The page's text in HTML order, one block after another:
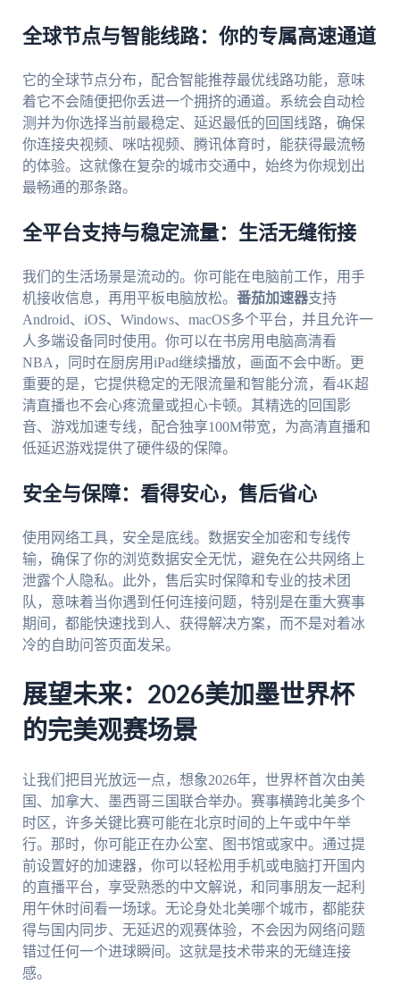
全球节点与智能线路：你的专属高速通道
它的全球节点分布，配合智能推荐最优线路功能，意味
着它不会随便把你丢进一个拥挤的通道。系统会自动检
测并为你选择当前最稳定、延迟最低的回国线路，确保
你连接央视频、咪咕视频、腾讯体育时，能获得最流畅
的体验。这就像在复杂的城市交通中，始终为你规划出
最畅通的那条路。
全平台支持与稳定流量：生活无缝衔接
我们的生活场景是流动的。你可能在电脑前工作，用手
机接收信息，再用平板电脑放松。 番茄加速器支持
Android、iOS、Windows、macOS多个平台，并且允许一
人多端设备同时使用。你可以在书房用电脑高清看
NBA，同时在厨房用iPad继续播放，画面不会中断。更
重要的是，它提供稳定的无限流量和智能分流，看4K超
清直播也不会心疼流量或担心卡顿。其精选的回国影
音、游戏加速专线，配合独享100M带宽，为高清直播和
低延迟游戏提供了硬件级的保障。
安全与保障：看得安心，售后省心
使用网络工具，安全是底线。数据安全加密和专线传
输，确保了你的浏览数据安全无忧，避免在公共网络上
泄露个人隐私。此外，售后实时保障和专业的技术团
队，意味着当你遇到任何连接问题，特别是在重大赛事
期间，都能快速找到人、获得解决方案，而不是对着冰
冷的自助问答页面发呆。
展望未来：2026美加墨世界杯
的完美观赛场景
让我们把目光放远一点，想象2026年，世界杯首次由美
国、加拿大、墨西哥三国联合举办。赛事横跨北美多个
时区，许多关键比赛可能在北京时间的上午或中午举
行。那时，你可能正在办公室、图书馆或家中。通过提
前设置好的加速器，你可以轻松用手机或电脑打开国内
的直播平台，享受熟悉的中文解说，和同事朋友一起利
用午休时间看一场球。无论身处北美哪个城市，都能获
得与国内同步、无延迟的观赛体验，不会因为网络问题
错过任何一个进球瞬间。这就是技术带来的无缝连接
感。